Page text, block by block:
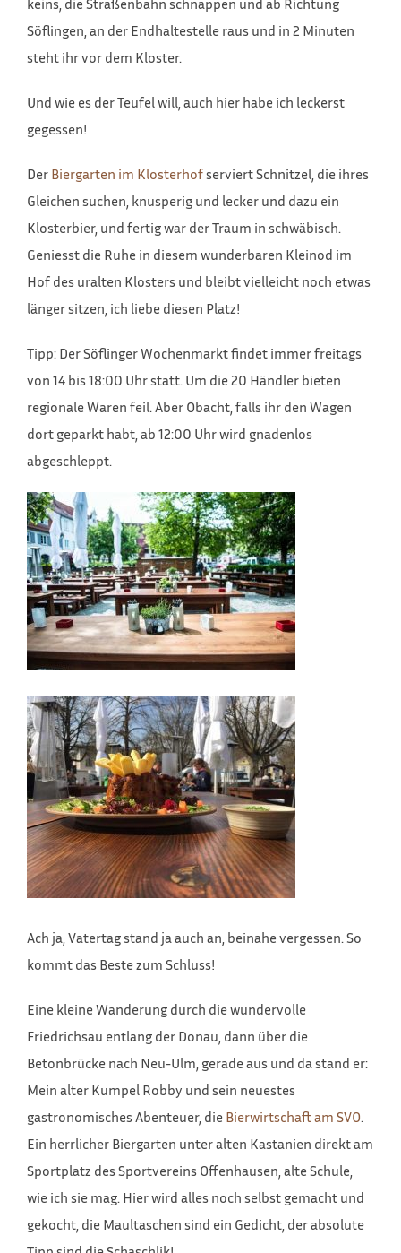
keins, die Straßenbahn schnappen und ab Richtung
Söflingen, an der Endhaltestelle raus und in 2 Minuten
steht ihr vor dem Kloster.
Und wie es der Teufel will, auch hier habe ich leckerst
gegessen!
Der Biergarten im Klosterhofserviert Schnitzel, die ihres
Gleichen suchen, knusperig und lecker und dazu ein
Klosterbier, und fertig war der Traum in schwäbisch.
Geniesst die Ruhe in diesem wunderbaren Kleinod im
Hof des uralten Klosters und bleibt vielleicht noch etwas
länger sitzen, ich liebe diesen Platz!
Tipp: Der Söflinger Wochenmarkt findet immer freitags
von 14 bis 18:00 Uhr statt. Um die 20 Händler bieten
regionale Waren feil. Aber Obacht, falls ihr den Wagen
dort geparkt habt, ab 12:00 Uhr wird gnadenlos
abgeschleppt.
Ach ja, Vatertag stand ja auch an, beinahe vergessen. So
kommt das Beste zum Schluss!
Eine kleine Wanderung durch die wundervolle
Friedrichsau entlang der Donau, dann über die
Betonbrücke nach Neu-Ulm, gerade aus und da stand er:
Mein alter Kumpel Robby und sein neuestes
gastronomisches Abenteuer, die Bierwirtschaft am SVO.
Ein herrlicher Biergarten unter alten Kastanien direkt am
Sportplatz des Sportvereins Offenhausen, alte Schule,
wie ich sie mag. Hier wird alles noch selbst gemacht und
gekocht, die Maultaschen sind ein Gedicht, der absolute